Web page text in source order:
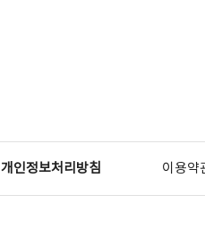
개인정보처리방침 이용약